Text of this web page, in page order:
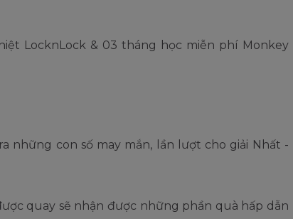
LocknLock & 03 tháng học miễn phí Monkey
những con số may mắn, lần lượt cho giải Nhất -
quay sẽ nhận được những phần quà hấp dẫn